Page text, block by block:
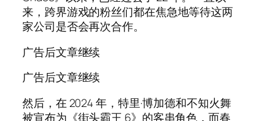
来，跨界游戏的粉丝们都在焦急地等待这两
家公司是否会再次合作。
广告后文章继续
广告后文章继续
然后，在 2024 年，特里·博加德和不知火舞
被宣布为《街头霸王 6》的客串角色，而春